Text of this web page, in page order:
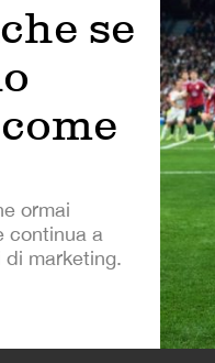
se
ormai
continua a
marketing.